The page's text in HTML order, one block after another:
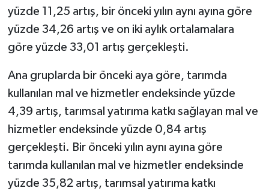
yüzde 11,25 artış, bir önceki yılın aynı ayına göre
yüzde 34,26 artış ve on iki aylık ortalamalara
göre yüzde 33,01 artış gerçekleşti.
Ana gruplarda bir önceki aya göre, tarımda
kullanılan mal ve hizmetler endeksinde yüzde
4,39 artış, tarımsal yatırıma katkı sağlayan mal ve
hizmetler endeksinde yüzde 0,84 artış
gerçekleşti. Bir önceki yılın aynı ayına göre
tarımda kullanılan mal ve hizmetler endeksinde
yüzde 35,82 artış, tarımsal yatırıma katkı
Teknoloji
Yaşam